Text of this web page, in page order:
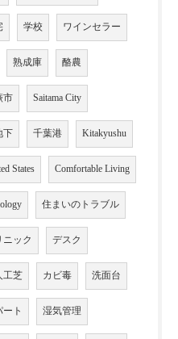
学校 ワインセラー
熟成庫 酪農
市 Saitama City
下 千葉港 Kitakyushu
States Comfortable Living
住まいのトラブル
ニック デスク
工芝 カビ毒 洗面台
ート 湿気管理